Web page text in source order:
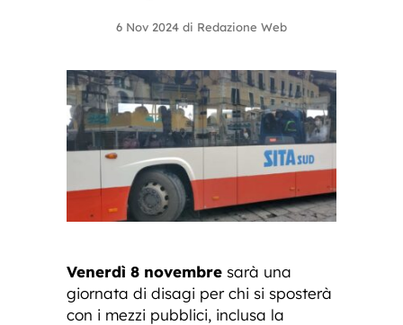
6 Nov 2024 di Redazione Web
Venerdì 8 novembre sarà una
giornata di disagi per chi si sposterà
con i mezzi pubblici, inclusa la